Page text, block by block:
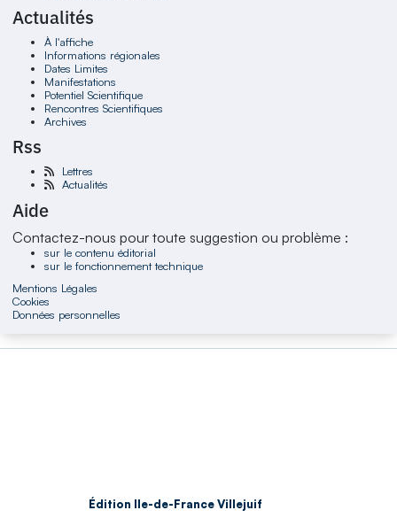
Actualités
À l'affiche
Informations régionales
Dates Limites
Manifestations
Potentiel Scientifique
Rencontres Scientifiques
Archives
Rss
Lettres
Actualités
Aide
Contactez-nous pour toute suggestion ou problème :
sur le contenu éditorial
sur le fonctionnement technique
Mentions Légales
Cookies
Données personnelles
Édition Ile-de-France Villejuif